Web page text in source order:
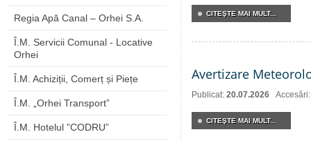
Regia Apă Canal – Orhei S.A.
Î.M. Servicii Comunal - Locative
Orhei
Î.M. Achiziții, Comerț și Piețe
Î.M. „Orhei Transport”
Î.M. Hotelul ”CODRU”
CITEŞTE MAI MULT...
Avertizare
Publicat: 20.07.2026
CITEŞTE MAI MULT...